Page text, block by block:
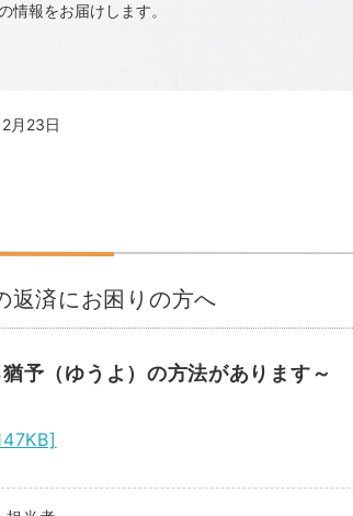
情報をお届けします。
月23日
返済にお困りの方へ
予（ゆうよ）の方法があります～